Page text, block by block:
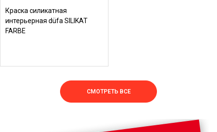
Краска силикатная
интерьерная düfa SILIKAT
FARBE
СМОТРЕТЬ ВСЕ